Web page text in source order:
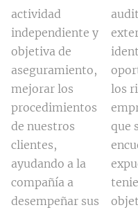
actividad
independiente y
objetiva de
aseguramiento,
mejorar los
procedimientos
de nuestros
clientes,
ayudando a la
compañía a
desempeñar sus
los
que